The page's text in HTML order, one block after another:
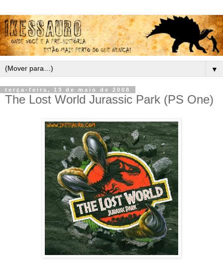
▼
terça-feira, 13 de maio de 2008
The Lost World Jurassic Park (PS One)